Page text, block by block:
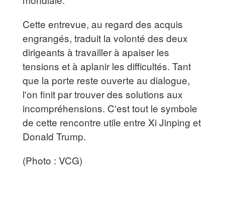
Cette entrevue, au regard des acquis
engrangés, traduit la volonté des deux
dirigeants à travailler à apaiser les
tensions et à aplanir les difficultés. Tant
que la porte reste ouverte au dialogue,
l'on finit par trouver des solutions aux
incompréhensions. C'est tout le symbole
de cette rencontre utile entre Xi Jinping et
Donald Trump.
(Photo : VCG)